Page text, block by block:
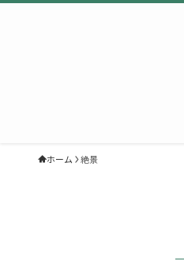
ホーム 絶景